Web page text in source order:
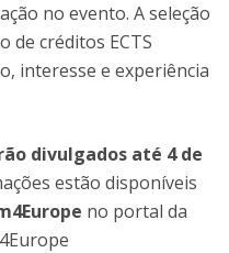
no evento. A seleção
de créditos ECTS
interesse e experiência
divulgados até 4 de
estão disponíveis
no portal da